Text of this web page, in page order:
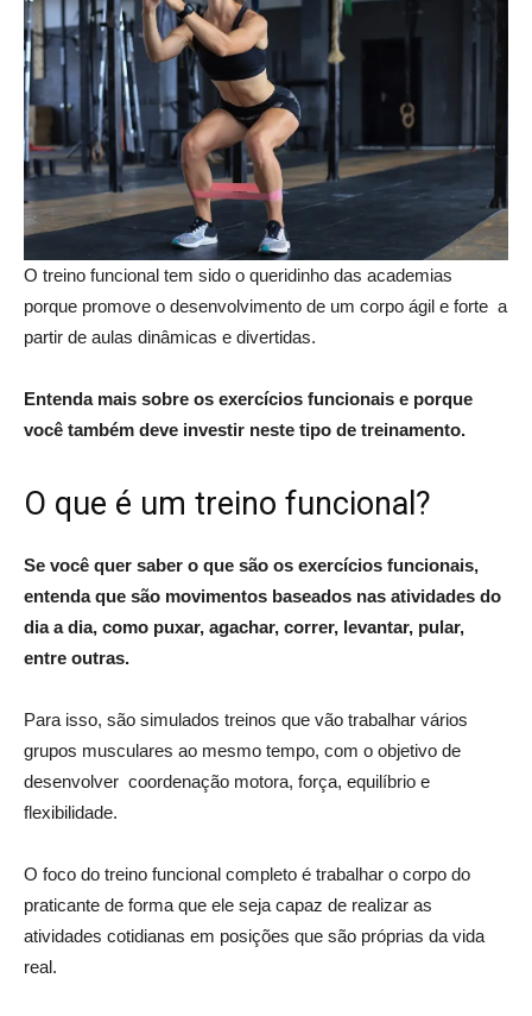
O treino funcional tem sido o queridinho das academias
porque promove o desenvolvimento de um corpo ágil e forte a
partir de aulas dinâmicas e divertidas.
Entenda mais sobre os exercícios funcionais e porque
você também deve investir neste tipo de treinamento.
O que é um treino funcional?
Se você quer saber o que são os exercícios funcionais,
entenda que são movimentos baseados nas atividades do
dia a dia, como puxar, agachar, correr, levantar, pular,
entre outras.
Para isso, são simulados treinos que vão trabalhar vários
grupos musculares ao mesmo tempo, com o objetivo de
desenvolver coordenação motora, força, equilíbrio e
flexibilidade.
O foco do treino funcional completo é trabalhar o corpo do
praticante de forma que ele seja capaz de realizar as
atividades cotidianas em posições que são próprias da vida
real.